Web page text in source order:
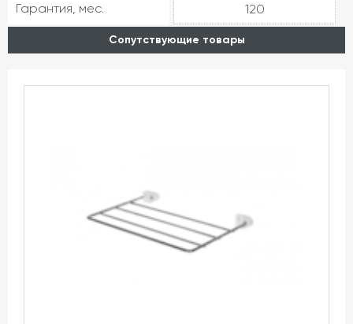
Гарантия, мес. 120
Сопутствующие товары